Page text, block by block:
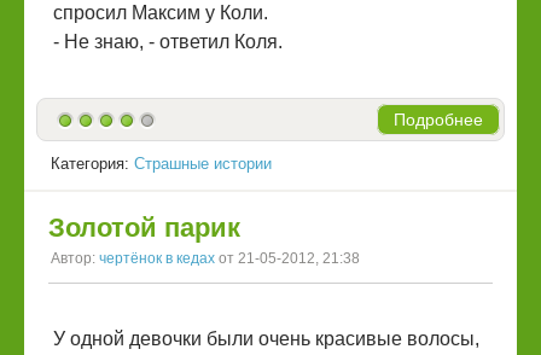
спросил Максим у Коли.
- Не знаю, - ответил Коля.
Подробнее
Категория: Страшные истории
Золотой парик
Автор: чертёнок в кедах от 21-05-2012, 21:38
У одной девочки были очень красивые волосы,